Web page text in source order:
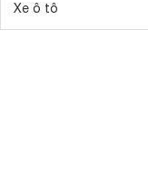
Xe ô tô